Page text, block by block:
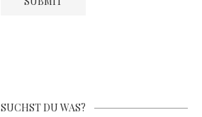
SUCHST DU WAS?